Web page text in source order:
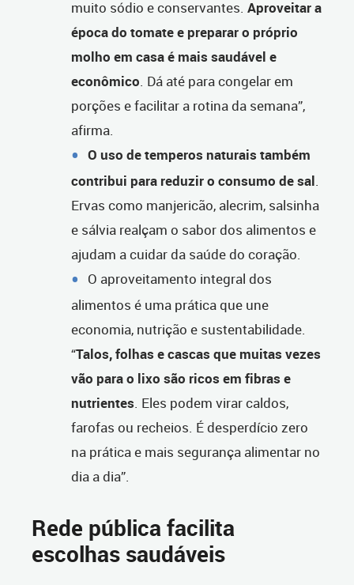
muito sódio e conservantes. Aproveitar a
época do tomate e preparar o próprio
molho em casa é mais saudável e
econômico. Dá até para congelar em
porções e facilitar a rotina da semana”,
afirma.
O uso de temperos naturais também
contribui para reduzir o consumo de sal.
Ervas como manjericão, alecrim, salsinha
e sálvia realçam o sabor dos alimentos e
ajudam a cuidar da saúde do coração.
O aproveitamento integral dos
alimentos é uma prática que une
economia, nutrição e sustentabilidade.
“Talos, folhas e cascas que muitas vezes
vão para o lixo são ricos em fibras e
nutrientes. Eles podem virar caldos,
farofas ou recheios. É desperdício zero
na prática e mais segurança alimentar no
dia a dia”.
Rede pública facilita
escolhas saudáveis